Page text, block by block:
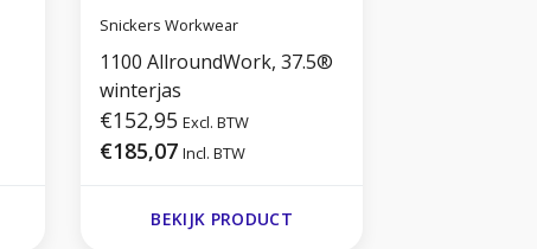
Snickers Workwear
1100 AllroundWork, 37.5®
winterjas
€152,95 Excl. BTW
€185,07 Incl. BTW
BEKIJK PRODUCT